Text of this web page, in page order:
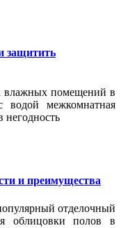
защитить
влажных помещений в
водой межкомнатная
негодность
и преимущества
отделочный
облицовки полов в